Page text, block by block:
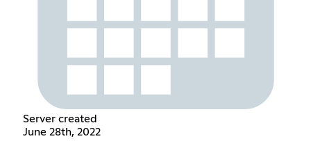
Server created
June 28th, 2022